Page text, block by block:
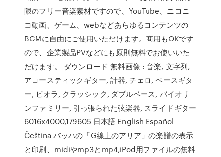
限のフリー音楽素材ですので、YouTube、ニコニ
コ動画、ゲーム、webなどあらゆるコンテンツの
BGMに自由にご使用いただけます。商用もOKです
ので、企業製品PVなどにも原則無料でお使いいた
だけます。 ダウンロード 無料画像 : 音楽, 文字列,
アコースティックギター, 計器, チェロ, ベースギタ
ー, ビオラ, クラッシック, ダブルベース, バイオリ
ンファミリー, 引っ張られた弦楽器, スライドギター
6016x4000,179605 日本語 English Español
Čeština バッハの「G線上のアリア」の楽譜の表示
と印刷、midiやmp3とmp4,iPod用ファイルの無料